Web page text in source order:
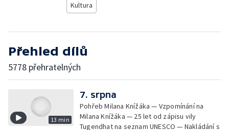
Kultura
Přehled dílů
5778 přehratelných
13 min
7. srpna
Pohřeb Milana Knížáka — Vzpomínání na
Milana Knížáka — 25 let od zápisu vily
Tugendhat na seznam UNESCO — Nakládání s